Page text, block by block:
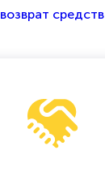
возврат средств